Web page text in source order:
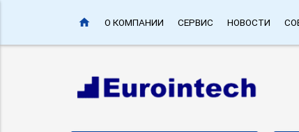
home О КОМПАНИИ СЕРВИС НОВОСТИ